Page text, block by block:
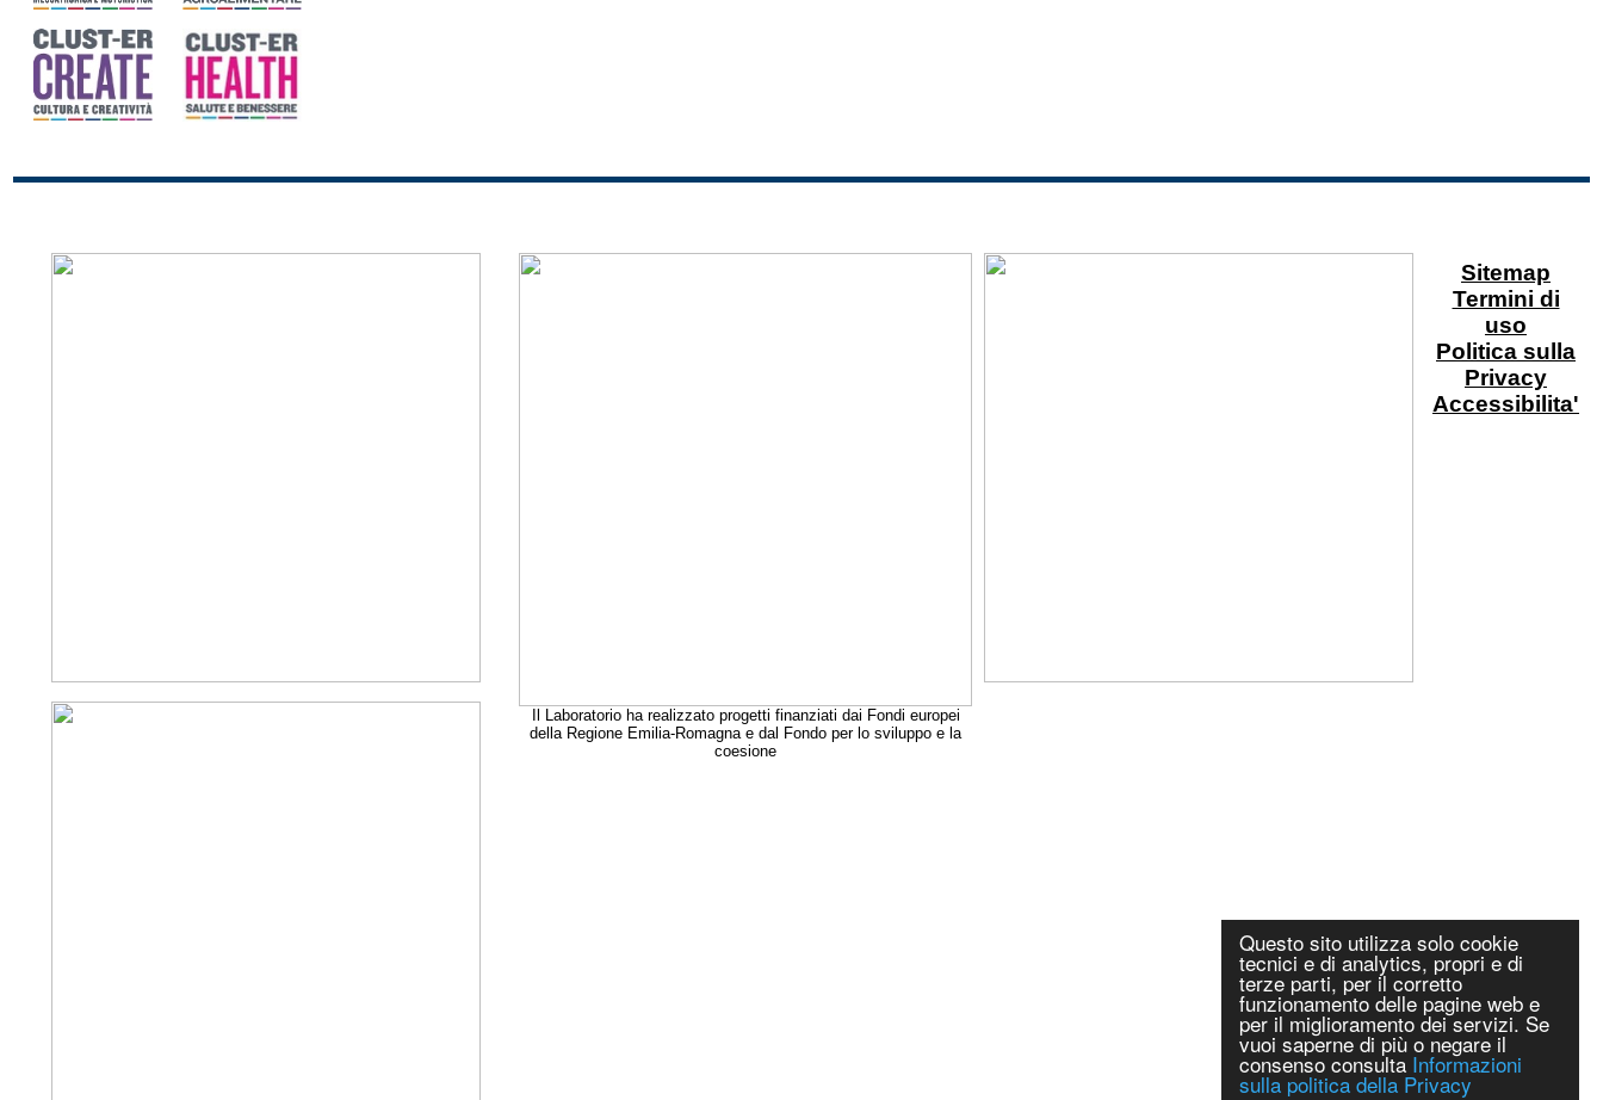
Questo sito utilizza solo cookie
tecnici e di analytics, propri e di
terze parti, per il corretto
funzionamento delle pagine web e
per il miglioramento dei servizi. Se
vuoi saperne di più o negare il
consenso consulta Informazioni
sulla politica della Privacy
Il Laboratorio ha realizzato progetti finanziati dai Fondi europei
della Regione Emilia-Romagna e dal Fondo per lo sviluppo e la
coesione
Sitemap
Termini di
uso
Politica sulla
Privacy
Accessibilita'